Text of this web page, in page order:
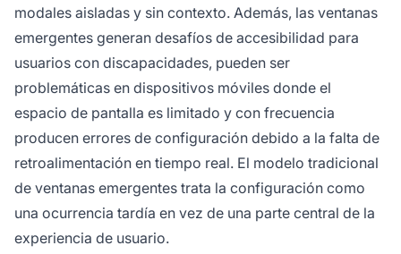
modales aisladas y sin contexto. Además, las ventanas
emergentes generan desafíos de accesibilidad para
usuarios con discapacidades, pueden ser
problemáticas en dispositivos móviles donde el
espacio de pantalla es limitado y con frecuencia
producen errores de configuración debido a la falta de
retroalimentación en tiempo real. El modelo tradicional
de ventanas emergentes trata la configuración como
una ocurrencia tardía en vez de una parte central de la
experiencia de usuario.